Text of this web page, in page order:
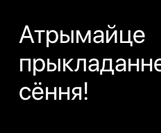
Атрымайце
сёння!